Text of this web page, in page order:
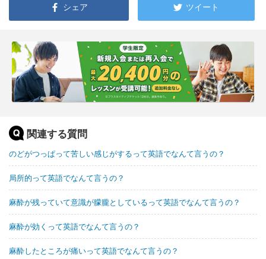
シェア ツイート
関連する質問
のどがつっぱって苦しい感じがするって英語でなんて言うの？
局所的って英語でなんて言うの？
麻酔が残っていて意識が朦朧としているって英語でなんて言うの？
麻酔が効くって英語でなんて言うの？
麻酔したところが痛いって英語でなんて言うの？